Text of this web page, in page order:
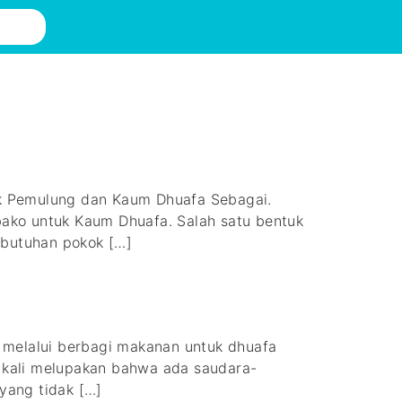
dan Kaum Dhuafa Sebagai.
untuk Kaum Dhuafa. Salah satu bentuk
pokok […]
berbagi makanan untuk dhuafa
melupakan bahwa ada saudara-
tidak […]